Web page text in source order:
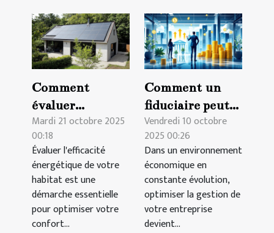
Comment
évaluer
l'efficacité
énergétique de
votre habitat ?
Mardi 21 octobre 2025
00:18
Évaluer l'efficacité
énergétique de votre
habitat est une
démarche essentielle
pour optimiser votre
confort...
Comment un
fiduciaire peut
transformer la
gestion de votre
entreprise ?
Vendredi 10 octobre
2025 00:26
Dans un environnement
économique en
constante évolution,
optimiser la gestion de
votre entreprise
devient...